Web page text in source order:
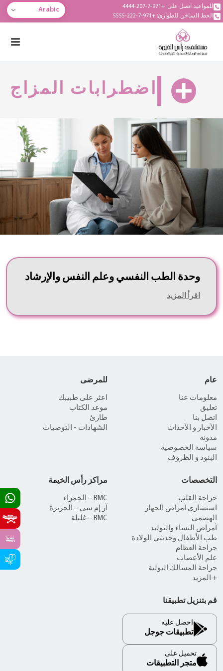
للمواعيد اتصل على: +971-7-207-4444
الخط الساخن للطوارئ: +971-7-222-5555
Arabic
اضطرابات المزاج
وحدة الطب النفسي وعلم النفس والإرشاد
اقرأ المزيد
عام
معلومات عنا
تعليق
اتصل بنا
الأخبار و الأحداث
مدونة
سياسة الخصوصية
البنود و الظروف
للمرضى
اعثر على طبيبك
موعد الكتاب
طارئ
الشهادات - التوصيات
التخصصات
جراحة القلب
استشاري أمراض الجهاز
الهضمي
أمراض النساء والتوليد
طب الأطفال وحديثي الولادة
جراحة العظام
علم الأعصاب
جراحة المسالك البولية
+ المزيد
مراكز رأس الخيمة
RMC – الحمراء
آر إم سي – الجزيرة
RMC – غليلة
قم بتنزيل تطبيقنا
احصل عليه
تطبيقات جوجل
تحميل على
متجر التطبيقات